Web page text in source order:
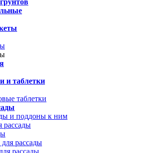
и таблетки
таблетки
и поддоны к ним
рассады
рассады
рассады